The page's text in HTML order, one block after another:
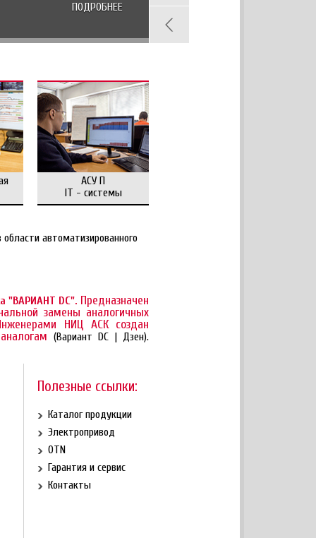
ПОДРОБНЕЕ
АСУ П
IT - системы
автоматизированного
"ВАРИАНТ DC". Предназначен
замены аналогичных
НИЦ АСК создан
(Вариант DC | Дзен).
Полезные ссылки:
Каталог продукции
Электропривод
OTN
Гарантия и сервис
Контакты